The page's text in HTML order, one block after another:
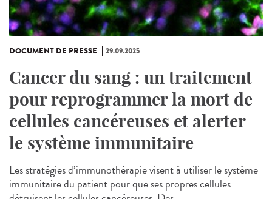
DOCUMENT DE PRESSE 29.09.2025
Cancer du sang : un traitement
pour reprogrammer la mort de
cellules cancéreuses et alerter
le système immunitaire
Les stratégies d’immunothérapie visent à utiliser le système
immunitaire du patient pour que ses propres cellules